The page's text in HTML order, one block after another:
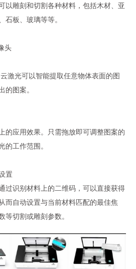
以雕刻和切割各种材料，包括木材、亚
石板、玻璃等等。
头
激光可以智能提取任意物体表面的图
的图案。
的应用效果。只需拖放即可调整图案的
的工作范围。
置
过识别材料上的二维码，可以直接获得
而自动设置与当前材料匹配的最佳焦
等切割或雕刻参数。